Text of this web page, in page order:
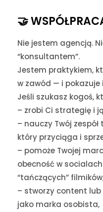
🤝
Nie jestem agencją.
“konsultantem”.
Jestem praktykiem,
w zawód — i
Jeśli szukasz kogoś,
– zrobi Ci strategię i
– nauczy Twój
który przyciąga i
– pomoże Twojej
obecność w socialach
“tańczących”
– stworzy content
jako marka osobista,